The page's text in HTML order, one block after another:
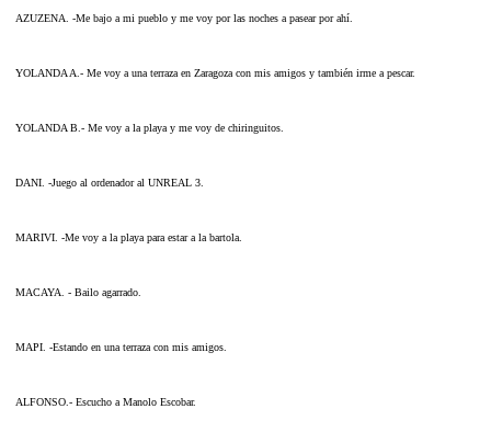
AZUZENA. -Me bajo a mi pueblo y me voy por las noches a pasear por ahí.
YOLANDA A.- Me voy a una terraza en Zaragoza con mis amigos y también irme a pescar.
YOLANDA B.- Me voy a la playa y me voy de chiringuitos.
DANI. -Juego al ordenador al UNREAL 3.
MARIVI. -Me voy a la playa para estar a la bartola.
MACAYA. - Bailo agarrado.
MAPI. -Estando en una terraza con mis amigos.
ALFONSO.- Escucho a Manolo Escobar.